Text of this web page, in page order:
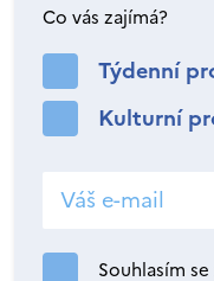
Co vás zajímá?
Týdenní
Kulturní
Souhlasím